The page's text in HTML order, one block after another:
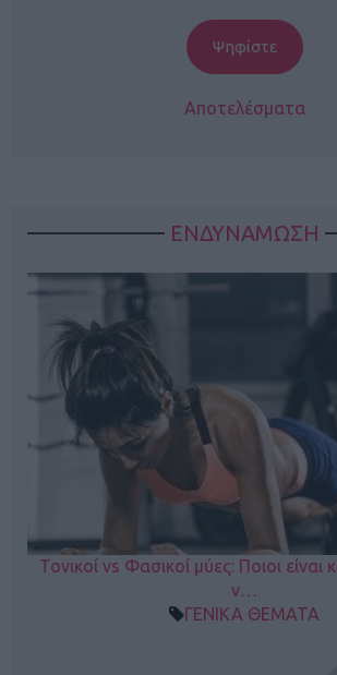
Αποτελέσματα
ΕΝΔΥΝΑΜΩΣΗ
Τονικοί vs Φασικοί μύες: Ποιοι είναι
ν…
ΓΕΝΙΚΑ ΘΕΜΑΤΑ